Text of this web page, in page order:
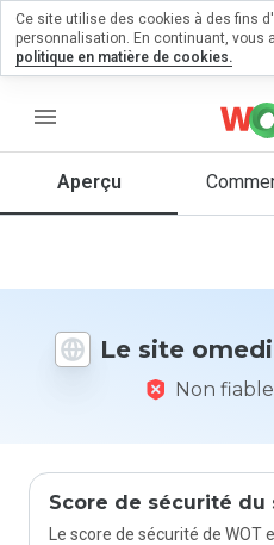
menu
Aperçu
Le site
Non
Score de sécurité du
Le score de sécurité de WOT
un
1 et 5
vous à ce
site ?
Ce site utilise des cookies à des fins
personnalisation. En continuant, vous
politique en matière de cookies.